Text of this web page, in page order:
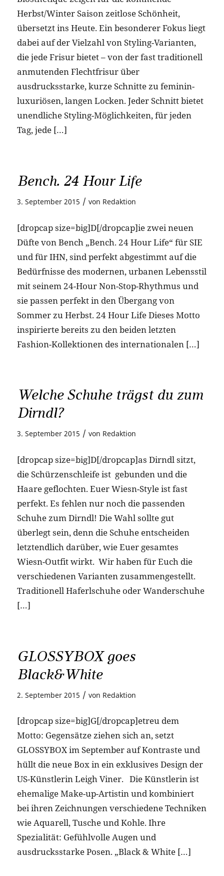
Herbst/Winter Saison zeitlose Schönheit,
übersetzt ins Heute. Ein besonderer Fokus liegt
dabei auf der Vielzahl von Styling-Varianten,
die jede Frisur bietet – von der fast traditionell
anmutenden Flechtfrisur über
ausdrucksstarke, kurze Schnitte zu feminin-
luxuriösen, langen Locken. Jeder Schnitt bietet
unendliche Styling-Möglichkeiten, für jeden
Tag, jede […]
Bench. 24 Hour Life
3. September 2015 / von Redaktion
[dropcap size=big]D[/dropcap]ie zwei neuen
Düfte von Bench „Bench. 24 Hour Life“ für SIE
und für IHN, sind perfekt abgestimmt auf die
Bedürfnisse des modernen, urbanen Lebensstil
mit seinem 24-Hour Non-Stop-Rhythmus und
sie passen perfekt in den Übergang von
Sommer zu Herbst. 24 Hour Life Dieses Motto
inspirierte bereits zu den beiden letzten
Fashion-Kollektionen des internationalen […]
Welche Schuhe trägst du zum
Dirndl?
3. September 2015 / von Redaktion
[dropcap size=big]D[/dropcap]as Dirndl sitzt,
die Schürzenschleife ist gebunden und die
Haare geflochten. Euer Wiesn-Style ist fast
perfekt. Es fehlen nur noch die passenden
Schuhe zum Dirndl! Die Wahl sollte gut
überlegt sein, denn die Schuhe entscheiden
letztendlich darüber, wie Euer gesamtes
Wiesn-Outfit wirkt. Wir haben für Euch die
verschiedenen Varianten zusammengestellt.
Traditionell Haferlschuhe oder Wanderschuhe
[…]
GLOSSYBOX goes
Black&White
2. September 2015 / von Redaktion
[dropcap size=big]G[/dropcap]etreu dem
Motto: Gegensätze ziehen sich an, setzt
GLOSSYBOX im September auf Kontraste und
hüllt die neue Box in ein exklusives Design der
US-Künstlerin Leigh Viner. Die Künstlerin ist
ehemalige Make-up-Artistin und kombiniert
bei ihren Zeichnungen verschiedene Techniken
wie Aquarell, Tusche und Kohle. Ihre
Spezialität: Gefühlvolle Augen und
ausdrucksstarke Posen. „Black & White […]